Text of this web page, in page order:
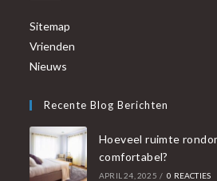
Sitemap
Vrienden
Nieuws
Recente Blog Berichten
Hoeveel ruimte
comfortabel?
APRIL 24, 2025 / 0 REACTIES